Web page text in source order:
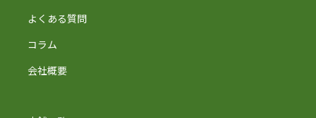
よくある質問
コラム
会社概要